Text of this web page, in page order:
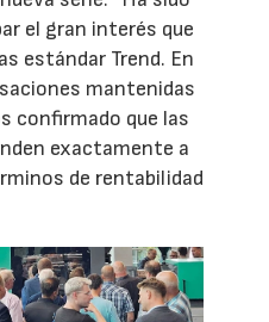
el gran interés que
estándar Trend. En
mantenidas
confirmado que las
exactamente a
de rentabilidad